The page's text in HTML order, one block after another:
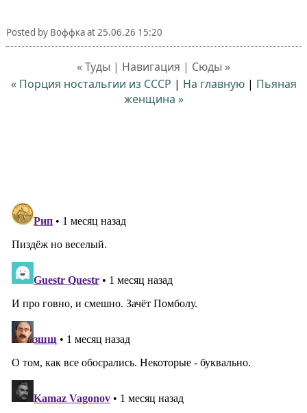
Posted by Воффкаat 25.06.26 15:20
« Туды | Навигация | Сюды »
« Порция ностальгии из СССР | На главную| Пьяная
женщина »